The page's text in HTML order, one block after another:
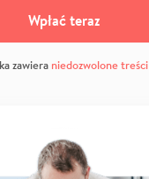
Wpłać teraz
zawiera niedozwolone treści